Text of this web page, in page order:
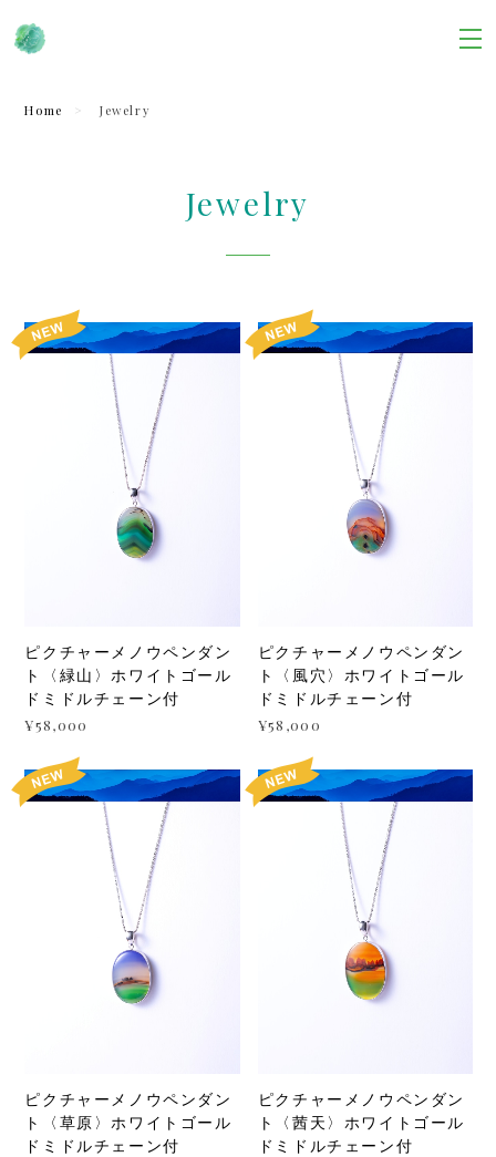
Home Jewelry
Jewelry
ピクチャーメノウペンダン
ト〈緑山〉ホワイトゴール
ドミドルチェーン付
¥58,000
ピクチャーメノウペンダン
ト〈風穴〉ホワイトゴール
ドミドルチェーン付
¥58,000
ピクチャーメノウペンダン
ト〈草原〉ホワイトゴール
ドミドルチェーン付
ピクチャーメノウペンダン
ト〈茜天〉ホワイトゴール
ドミドルチェーン付